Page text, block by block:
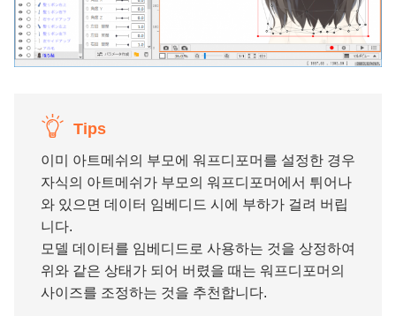
Tips
이미 아트메쉬의 부모에 워프디포머를 설정한 경우
자식의 아트메쉬가 부모의 워프디포머에서 튀어나
와 있으면 데이터 임베디드 시에 부하가 걸려 버립
니다.
모델 데이터를 임베디드로 사용하는 것을 상정하여
위와 같은 상태가 되어 버렸을 때는 워프디포머의
사이즈를 조정하는 것을 추천합니다.